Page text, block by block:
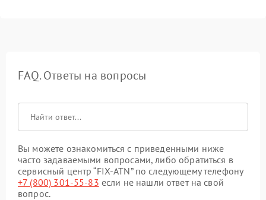
FAQ. Ответы на вопросы
Вы можете ознакомиться с приведенными ниже
часто задаваемыми вопросами, либо обратиться в
сервисный центр “FIX-ATN” по следующему телефону
+7 (800) 301-55-83 если не нашли ответ на свой
вопрос.